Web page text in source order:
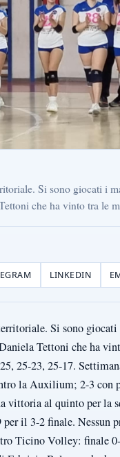
Si sono giocati i
che ha vinto tra le
LINKEDIN
Si sono
Tettoni che ha
25-23, 25-17.
la Auxilium; 2-3 con
vittoria al quinto per la
il 3-2 finale. Nessun
Ticino Volley: finale